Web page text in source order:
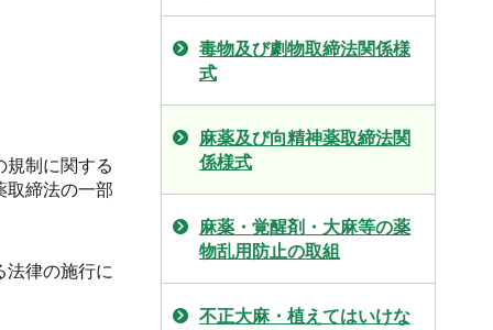
規制に関する
取締法の一部
法律の施行に
毒物及び劇物取締法関係様
式
麻薬及び向精神薬取締法関
係様式
麻薬・覚醒剤・大麻等の薬
物乱用防止の取組
不正大麻・植えてはいけな